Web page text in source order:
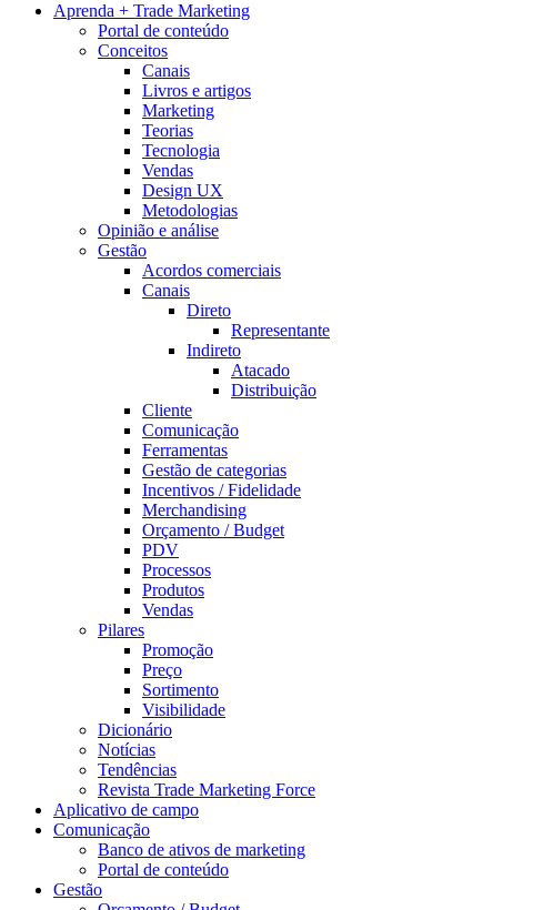
Aprenda + Trade Marketing
Portal de conteúdo
Conceitos
Canais
Livros e artigos
Marketing
Teorias
Tecnologia
Vendas
Design UX
Metodologias
Opinião e análise
Gestão
Acordos comerciais
Canais
Direto
Representante
Indireto
Atacado
Distribuição
Cliente
Comunicação
Ferramentas
Gestão de categorias
Incentivos / Fidelidade
Merchandising
Orçamento / Budget
PDV
Processos
Produtos
Vendas
Pilares
Promoção
Preço
Sortimento
Visibilidade
Dicionário
Notícias
Tendências
Revista Trade Marketing Force
Aplicativo de campo
Comunicação
Banco de ativos de marketing
Portal de conteúdo
Gestão